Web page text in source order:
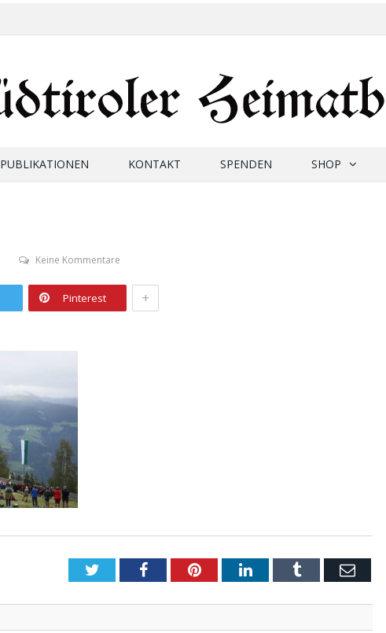
PUBLIKATIONEN KONTAKT SPENDEN SHOP
Keine Kommentare
Pinterest +
TwitterFacebookPinterestLinkedInTumblr Email